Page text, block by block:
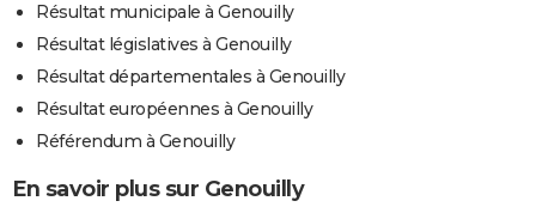
Résultat municipale à Genouilly
Résultat législatives à Genouilly
Résultat départementales à Genouilly
Résultat européennes à Genouilly
Référendum à Genouilly
En savoir plus sur Genouilly